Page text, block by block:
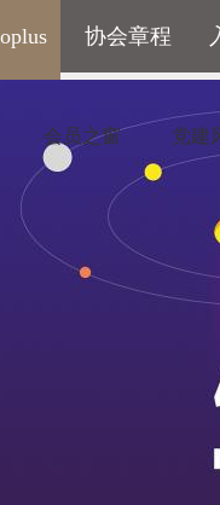
协会章程
会员之窗
党建
人还是外地人在济南